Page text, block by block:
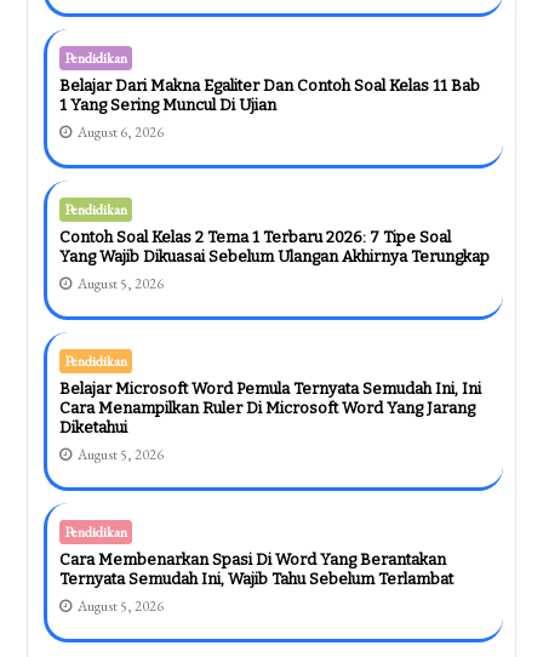
Pendidikan
Belajar Dari Makna Egaliter Dan Contoh Soal Kelas 11 Bab
1 Yang Sering Muncul Di Ujian
August 6, 2026
Pendidikan
Contoh Soal Kelas 2 Tema 1 Terbaru 2026: 7 Tipe Soal
Yang Wajib Dikuasai Sebelum Ulangan Akhirnya Terungkap
August 5, 2026
Pendidikan
Belajar Microsoft Word Pemula Ternyata Semudah Ini, Ini
Cara Menampilkan Ruler Di Microsoft Word Yang Jarang
Diketahui
August 5, 2026
Pendidikan
Cara Membenarkan Spasi Di Word Yang Berantakan
Ternyata Semudah Ini, Wajib Tahu Sebelum Terlambat
August 5, 2026